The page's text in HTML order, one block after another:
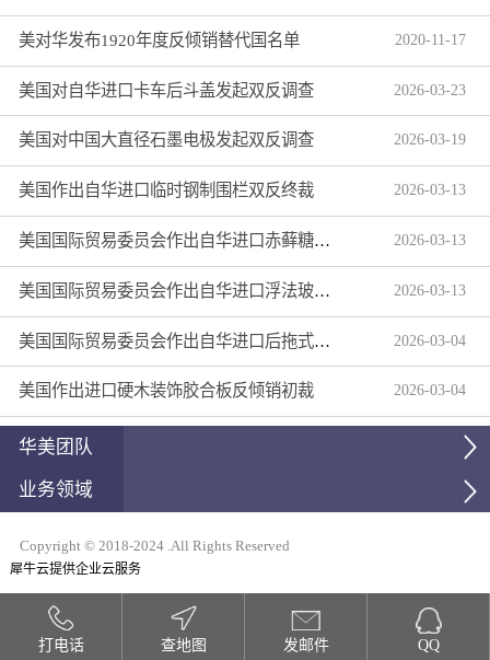
美对华发布1920年度反倾销替代国名单 2020-11 -17
美国对自华进口卡车后斗盖发起双反调查 2026-03-23
美国对中国大直径石墨电极发起双反调查 2026-03-19
美国作出自华进口临时钢制围栏双反终裁 2026-03-13
美国国际贸易委员会作出自华进口赤藓糖醇双反产业损害终裁 2026-03-13
美国国际贸易委员会作出自华进口浮法玻璃制品双反产业损害终裁 2026-03-13
美国国际贸易委员会作出自华进口后拖式草地维护设备及相关零部件第三次反倾销日落复审产业损害终裁 2026-03-04
美国作出进口硬木装饰胶合板反倾销初裁 2026-03-04
华美团队
业务领域
Copyright © 2018-2024 .All Rights Reserved
犀牛云提供企业云服务
打电话 查地图 发邮件 QQ